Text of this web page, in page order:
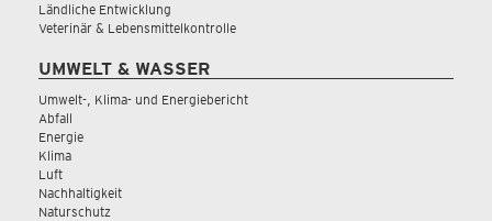
Ländliche Entwicklung
Veterinär & Lebensmittelkontrolle
UMWELT & WASSER
Umwelt-, Klima- und Energiebericht
Abfall
Energie
Klima
Luft
Nachhaltigkeit
Naturschutz